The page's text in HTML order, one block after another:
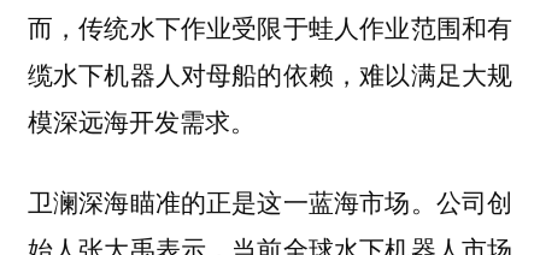
而，传统水下作业受限于蛙人作业范围和有
缆水下机器人对母船的依赖，难以满足大规
模深远海开发需求。
卫澜深海瞄准的正是这一蓝海市场。公司创
始人张大禹表示，当前全球水下机器人市场